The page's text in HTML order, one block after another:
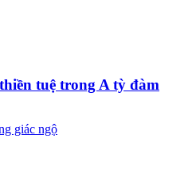
tuệ trong A tỳ đàm